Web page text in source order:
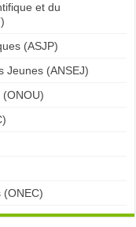
et du
(ASJP)
Jeunes (ANSEJ)
(ONEC)